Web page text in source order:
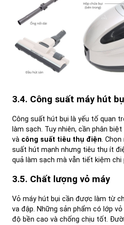
3.4. Công suất máy hút
Công suất hút bụi là yếu tố quan
làm sạch. Tuy nhiên, cần phân biệt
và công suất tiêu thụ điện.
suất hút mạnh nhưng tiêu thụ ít
quả làm sạch mà vẫn tiết kiệm chi
3.5. Chất lượng vỏ máy
Vỏ máy hút bụi cần được làm từ
va đập. Những sản phẩm có lớp
độ bền cao và chống chịu tốt.